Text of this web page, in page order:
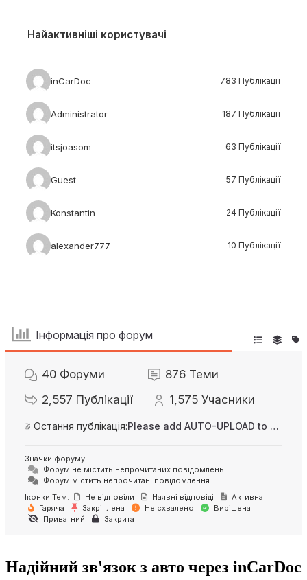
Найактивніші користувачі
inCarDoc 783 Публікації
Administrator 187 Публікації
itsjoasom 63 Публікації
Guest 57 Публікації
Konstantin 24 Публікації
alexander777 10 Публікації
Інформація про форум
40 Форуми 876 Теми
2,557 Публікації 1,575 Учасники
Остання публікація: Please add AUTO-UPLOAD to server option + 2FA/MFA
Значки форуму:
Форум не містить непрочитаних повідомлень
Форум містить непрочитані повідомлення
Іконки Тем:
Не відповіли Наявні відповіді
Активна
Гаряча
Закріплена Не схвалено
Вирішена
Приватний
Закрита
Надійний зв'язок з авто через inCarDoc